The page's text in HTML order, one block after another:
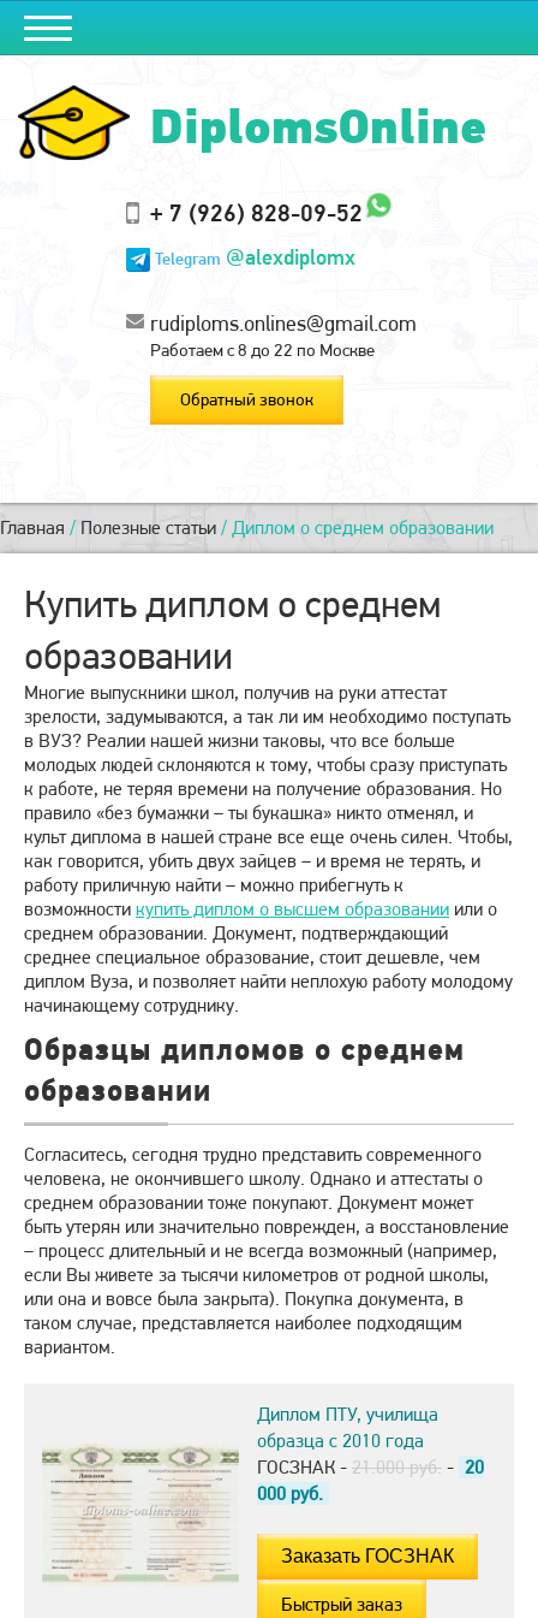
DiplomsOnline
+ 7 (926) 828-09-52
Telegram @alexdiplomx
rudiploms.onlines@gmail.com
Работаем с 8 до 22 по Москве
Обратный звонок
Главная / Полезные статьи / Диплом о среднем образовании
Купить диплом о среднем
образовании
Многие выпускники школ, получив на руки аттестат
зрелости, задумываются, а так ли им необходимо поступать
в ВУЗ? Реалии нашей жизни таковы, что все больше
молодых людей склоняются к тому, чтобы сразу приступать
к работе, не теряя времени на получение образования. Но
правило «без бумажки – ты букашка» никто отменял, и
культ диплома в нашей стране все еще очень силен. Чтобы,
как говорится, убить двух зайцев – и время не терять, и
работу приличную найти – можно прибегнуть к
возможности купить диплом о высшем образовании или о
среднем образовании. Документ, подтверждающий
среднее специальное образование, стоит дешевле, чем
диплом Вуза, и позволяет найти неплохую работу молодому
начинающему сотруднику.
Образцы дипломов о среднем
образовании
Согласитесь, сегодня трудно представить современного
человека, не окончившего школу. Однако и аттестаты о
среднем образовании тоже покупают. Документ может
быть утерян или значительно поврежден, а восстановление
– процесс длительный и не всегда возможный (например,
если Вы живете за тысячи километров от родной школы,
или она и вовсе была закрыта). Покупка документа, в
таком случае, представляется наиболее подходящим
вариантом.
Диплом ПТУ, училища
образца с 2010 года
ГОСЗНАК - 21.000 руб. - 20
000 руб.
Быстрый заказ